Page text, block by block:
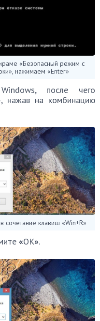
«Безопасный режим с
нажимаем «Enter»
после чего
нажав на комбинацию
сочетание клавиш «Win+R»
«ОК».